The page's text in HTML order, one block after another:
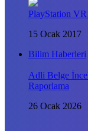
PlayStation VR
15 Ocak 2017
Bilim Haberleri
Adli Belge
Raporlama
26 Ocak 2026